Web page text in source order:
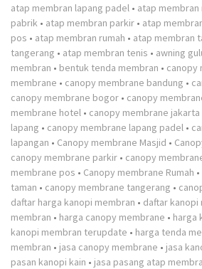
atap membran lapang padel • atap membran
pabrik • atap membran parkir • atap
pos • atap membran rumah • atap membran
tangerang • atap membran tenis • awning
membran • bentuk tenda membran • canopy
membrane • canopy membrane bandung •
canopy membrane bogor • canopy
membrane hotel • canopy membrane jakarta
lapang • canopy membrane lapang padel •
lapangan • Canopy membrane Masjid •
canopy membrane parkir • canopy
membrane pos • Canopy membrane Rumah •
taman • canopy membrane tangerang •
daftar harga kanopi membran • daftar kanopi
membran • harga canopy membrane • harga
kanopi membran terupdate • harga tenda
membran • jasa canopy membrane • jasa
pasan kanopi kain • jasa pasang atap